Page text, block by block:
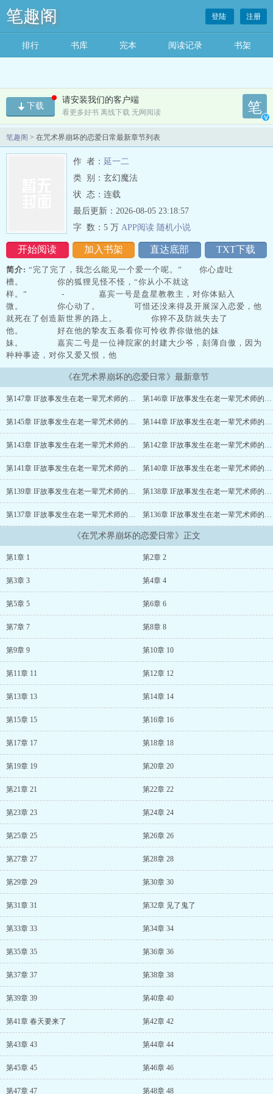
笔趣阁 登陆 注册
排行 书库 完本 阅读记录 书架
下载
请安装我们的客户端
看更多好书 离线下载 无网阅读 笔
v
笔趣阁 > 在咒术界崩坏的恋爱日常最新章节列表
作 者： 延一二
类 别：玄幻魔法
状 态：连载
开始阅读 加入书架 直达底部 TXT下载
最后更新：2026-08-05 23:18:57
字 数： 5 万 APP阅读 随机小说
简介: “完了完了，我怎么能见一个爱一个呢。” 你心虚吐
槽。 你的狐狸见怪不怪，“你从小不就这
样。” - 嘉宾一号是盘星教教主，对你体贴入
微。 你心动了。 可惜还没来得及开展深入恋爱，他
就死在了创造新世界的路上。 你猝不及防就失去了
他。 好在他的挚友五条看你可怜收养你做他的妹
妹。 嘉宾二号是一位禅院家的封建大少爷，刻薄自傲，因为
种种事迹，对你又爱又恨，他
《在咒术界崩坏的恋爱日常》最新章节
第147章 IF故事发生在老一辈咒术师的学生时代18 第146章 IF故事发生在老一辈咒术师的学生时代17
第145章 IF故事发生在老一辈咒术师的学生时代16 第144章 IF故事发生在老一辈咒术师的学生时代15
第143章 IF故事发生在老一辈咒术师的学生时代14 第142章 IF故事发生在老一辈咒术师的学生时代13
第141章 IF故事发生在老一辈咒术师的学生时代12 第140章 IF故事发生在老一辈咒术师的学生时代11
第139章 IF故事发生在老一辈咒术师的学生时代10 第138章 IF故事发生在老一辈咒术师的学生时代9
第137章 IF故事发生在老一辈咒术师的学生时代8 第136章 IF故事发生在老一辈咒术师的学生时代7
《在咒术界崩坏的恋爱日常》正文
第1章 1 第2章 2
第3章 3 第4章 4
第5章 5 第6章 6
第7章 7 第8章 8
第9章 9 第10章 10
第11章 11 第12章 12
第13章 13 第14章 14
第15章 15 第16章 16
第17章 17 第18章 18
第19章 19 第20章 20
第21章 21 第22章 22
第23章 23 第24章 24
第25章 25 第26章 26
第27章 27 第28章 28
第29章 29 第30章 30
第31章 31 第32章 见了鬼了
第33章 33 第34章 34
第35章 35 第36章 36
第37章 37 第38章 38
第39章 39 第40章 40
第41章 春天要来了 第42章 42
第43章 43 第44章 44
第45章 45 第46章 46
第47章 47 第48章 48